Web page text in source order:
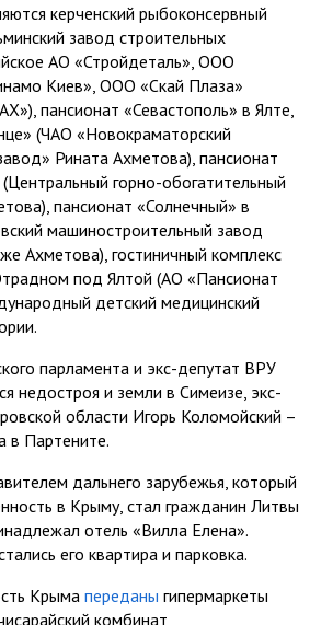
керченский рыбоконсервный
завод строительных
АО «Стройдеталь», ООО
Киев», ООО «Скай Плаза»
пансионат «Севастополь» в Ялте,
(ЧАО «Новокраматорский
Рината Ахметова), пансионат
горно-обогатительный
пансионат «Солнечный» в
машиностроительный завод
Ахметова), гостиничный комплекс
под Ялтой (АО «Пансионат
детский медицинский
парламента и экс-депутат ВРУ
недостроя и земли в Симеизе, экс-
области Игорь Коломойский –
в Партените.
дальнего зарубежья, который
в Крыму, стал гражданин Литвы
отель «Вилла Елена».
его квартира и парковка.
Крыма переданы гипермаркеты
комбинат